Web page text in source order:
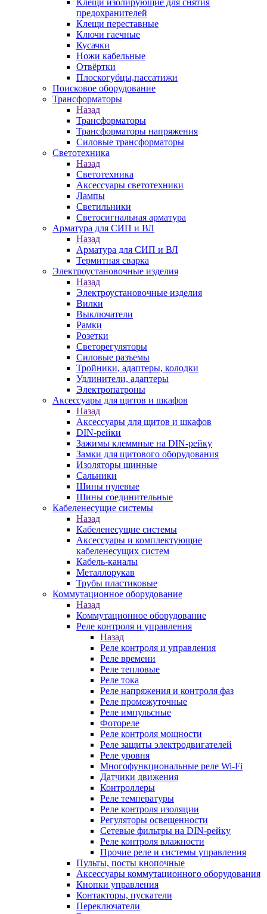
Клещи изолирующие для снятия
предохранителей
Клещи переставные
Ключи гаечные
Кусачки
Ножи кабельные
Отвёртки
Плоскогубцы,пассатижи
Поисковое оборудование
Трансформаторы
Назад
Трансформаторы
Трансформаторы напряжения
Силовые трансформаторы
Светотехника
Назад
Светотехника
Аксессуары светотехники
Лампы
Светильники
Светосигнальная арматура
Арматура для СИП и ВЛ
Назад
Арматура для СИП и ВЛ
Термитная сварка
Электроустановочные изделия
Назад
Электроустановочные изделия
Вилки
Выключатели
Рамки
Розетки
Светорегуляторы
Силовые разъемы
Тройники, адаптеры, колодки
Удлинители, адаптеры
Электропатроны
Аксессуары для щитов и шкафов
Назад
Аксессуары для щитов и шкафов
DIN-рейки
Зажимы клеммные на DIN-рейку
Замки для щитового оборудования
Изоляторы шинные
Сальники
Шины нулевые
Шины соединительные
Кабеленесущие системы
Назад
Кабеленесущие системы
Аксессуары и комплектующие
кабеленесущих систем
Кабель-каналы
Металлорукав
Трубы пластиковые
Коммутационное оборудование
Назад
Коммутационное оборудование
Реле контроля и управления
Назад
Реле контроля и управления
Реле времени
Реле тепловые
Реле тока
Реле напряжения и контроля фаз
Реле промежуточные
Реле импульсные
Фотореле
Реле контроля мощности
Реле защиты электродвигателей
Реле уровня
Многофункциональные реле Wi-Fi
Датчики движения
Контроллеры
Реле температуры
Реле контроля изоляции
Регуляторы освещенности
Сетевые фильтры на DIN-рейку
Реле контроля влажности
Прочие реле и системы управления
Пульты, посты кнопочные
Аксессуары коммутационного оборудования
Кнопки управления
Контакторы, пускатели
Переключатели